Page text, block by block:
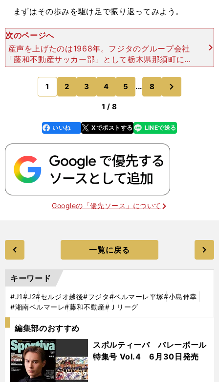
まずはその歩みを駆け足で振り返ってみよう。
次のページへ
産声を上げたのは1968年。フジタのグループ会社
「藤和不動産サッカー部」として栃木県那須町に誕
生した。これが、ベルマーレの源流である。 この
藤和不動産、その第一歩から先駆的だった。まず経
営する遊園地の
1 2 3 4 5 ... 8
1 / 8
faceboo
k
いいね Xでポストする
line LINEで送る
Googleの「優先ソース」について
一覧に戻る
キーワード
#J1#J2#セルジオ越後#フジタ#ベルマーレ平塚#小島伸幸
#湘南ベルマーレ#藤和不動産#Ｊリーグ
編集部のおすすめ
スポルティーバ バレーボール
特集号 Vol.4 6月30日発売